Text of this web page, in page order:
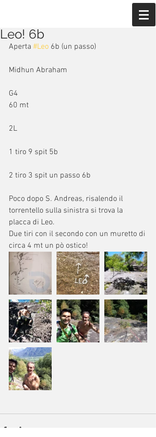
Leo! 6b
Aperta #Leo 6b (un passo)
Midhun Abraham
G4
60 mt
2L
1 tiro 9 spit 5b
2 tiro 3 spit un passo 6b
Poco dopo S. Andreas, risalendo il
torrentello sulla sinistra si trova la
placca di Leo.
Due tiri con il secondo con un muretto di
circa 4 mt un pò ostico!